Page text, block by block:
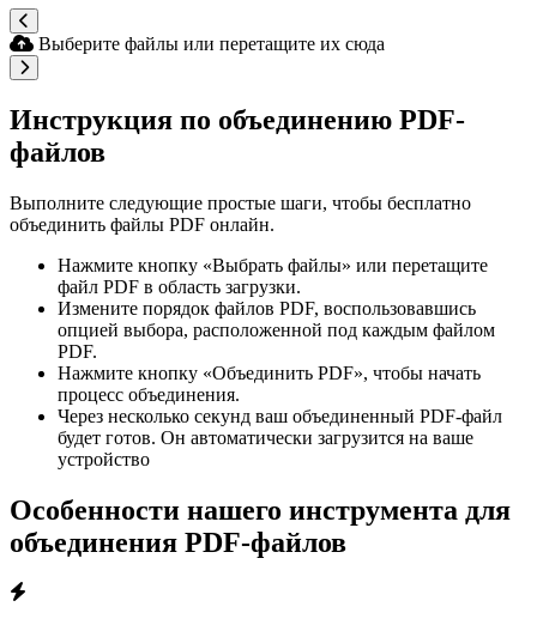
Выберите файлы или перетащите их сюда
Инструкция по объединению PDF-
файлов
Выполните следующие простые шаги, чтобы бесплатно
объединить файлы PDF онлайн.
Нажмите кнопку «Выбрать файлы» или перетащите
файл PDF в область загрузки.
Измените порядок файлов PDF, воспользовавшись
опцией выбора, расположенной под каждым файлом
PDF.
Нажмите кнопку «Объединить PDF», чтобы начать
процесс объединения.
Через несколько секунд ваш объединенный PDF-файл
будет готов. Он автоматически загрузится на ваше
устройство
Особенности нашего инструмента для
объединения PDF-файлов